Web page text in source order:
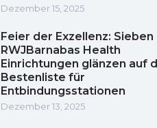
Dezember 15, 2025
Feier der Exzellenz: Sieben
RWJBarnabas Health
Einrichtungen glänzen auf
Bestenliste für
Entbindungsstationen
Dezember 13, 2025